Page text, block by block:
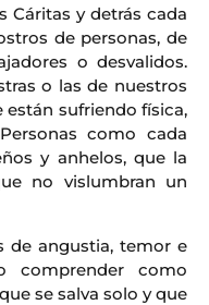
Cáritas y detrás cada
de personas, de
o desvalidos.
o las de nuestros
están sufriendo física,
como cada
y anhelos, que la
no vislumbran un
de angustia, temor e
comprender como
se salva solo y que